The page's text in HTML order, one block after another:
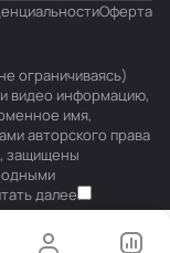
Оферта
ограничиваясь)
видео информацию,
имя,
авторского права
защищены
далее